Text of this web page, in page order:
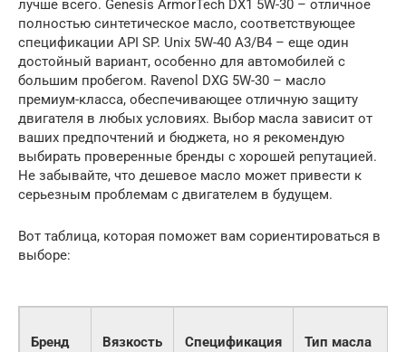
лучше всего. Genesis ArmorTech DX1 5W-30 – отличное
полностью синтетическое масло, соответствующее
спецификации API SP. Unix 5W-40 A3/B4 – еще один
достойный вариант, особенно для автомобилей с
большим пробегом. Ravenol DXG 5W-30 – масло
премиум-класса, обеспечивающее отличную защиту
двигателя в любых условиях. Выбор масла зависит от
ваших предпочтений и бюджета, но я рекомендую
выбирать проверенные бренды с хорошей репутацией.
Не забывайте, что дешевое масло может привести к
серьезным проблемам с двигателем в будущем.
Вот таблица, которая поможет вам сориентироваться в
выборе:
Бренд Вязкость Спецификация Тип масла